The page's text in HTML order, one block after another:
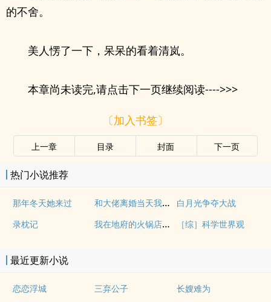
的不舍。
美人愣了一下，呆呆的看着清岚。
本章尚未读完,请点击下一页继续阅读---->>>
〔加入书签〕
上一章 目录 封面 下一页
热门小说推荐
那年冬天她来过 和大佬离婚当天我变小了
白月光争夺大战
录枕记
我在地府的火锅店持证上岗了 ［综］科学世界观
最近更新小说
恋恋浮城 三弃公子 长嫂难为